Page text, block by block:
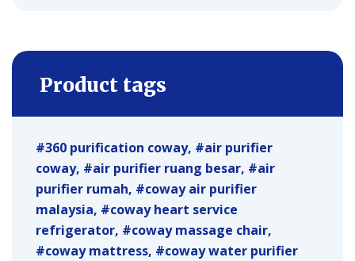
Product tags
360 purification coway
air purifier
coway
air purifier ruang besar
air
purifier rumah
coway air purifier
malaysia
coway heart service
refrigerator
coway massage chair
coway mattress
coway water purifier